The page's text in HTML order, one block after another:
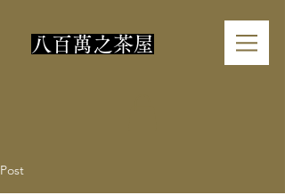
​八百萬之茶屋
Post